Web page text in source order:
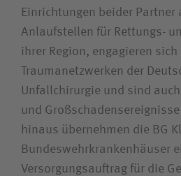
Einrichtungen beider Partner
Anlaufstellen für Rettungs-
ihrer Region, engagieren sich
Traumanetzwerken der
Unfallchirurgie und sind
und
hinaus übernehmen die BG
Bundeswehrkrankenhäuser
Versorgungsauftrag für die